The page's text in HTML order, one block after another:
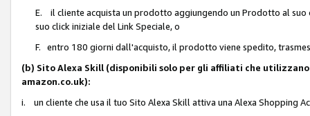
E. il cliente acquista un prodotto aggiungendo un Prodotto al
suo click iniziale del Link Speciale, o
F. entro 180 giorni dall'acquisto, il prodotto viene spedito,
(b) Sito Alexa Skill (disponibili solo per gli affiliati che
amazon.co.uk):
i. un cliente che usa il tuo Sito Alexa Skill attiva una Alexa Shopping